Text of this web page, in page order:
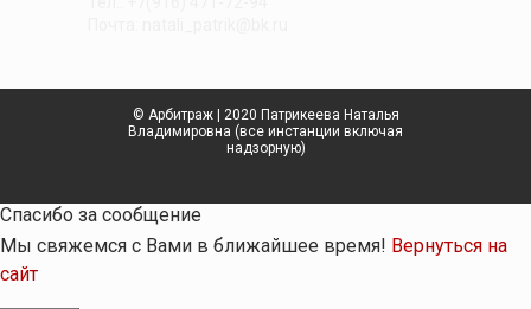
© Арбитраж | 2020 Патрикеева Наталья
Владимировна (все инстанции включая
надзорную)
Спасибо за сообщение
Мы свяжемся с Вами в ближайшее время! Вернуться на
сайт